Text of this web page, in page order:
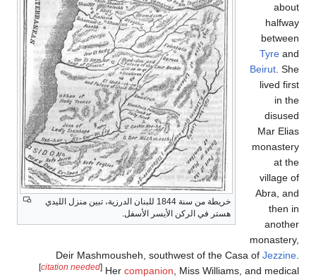
خريطة من سنة 1844 للبنان الدرزية، تبين منزل الليدي
هستر في الركن الأيسر الأسفل.
about
halfway
between
Tyre and
Beirut . She
lived first
in the
disused
Mar Elias
monastery
at the
village of
Abra, and
then in
another
monastery,
Deir Mashmousheh, southwest of the Casa of Jezzine
[citation needed] Her companion , Miss Williams, and medical